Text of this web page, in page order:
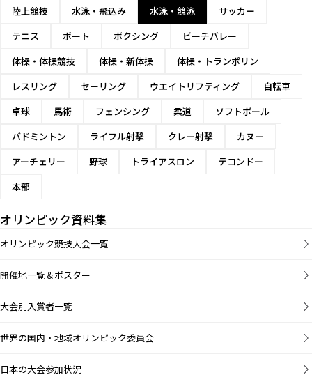
陸上競技 水泳・飛込み 水泳・競泳
サッカー
テニス
ボート ボクシング
ビーチバレー
体操・体操競技
体操・新体操
体操・トランポリン
レスリング
セーリング ウエイトリフティング
自転車
卓球
馬術 フェンシング 柔道
ソフトボール
バドミントン
ライフル射撃 クレー射撃
カヌー
アーチェリー
野球 トライアスロン
テコンドー
本部
オリンピック資料集
オリンピック競技大会一覧
開催地一覧＆ポスター
大会別入賞者一覧
世界の国内・地域オリンピック委員会
日本の大会参加状況